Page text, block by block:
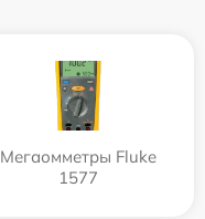
Мегаомметры Fluke
1577